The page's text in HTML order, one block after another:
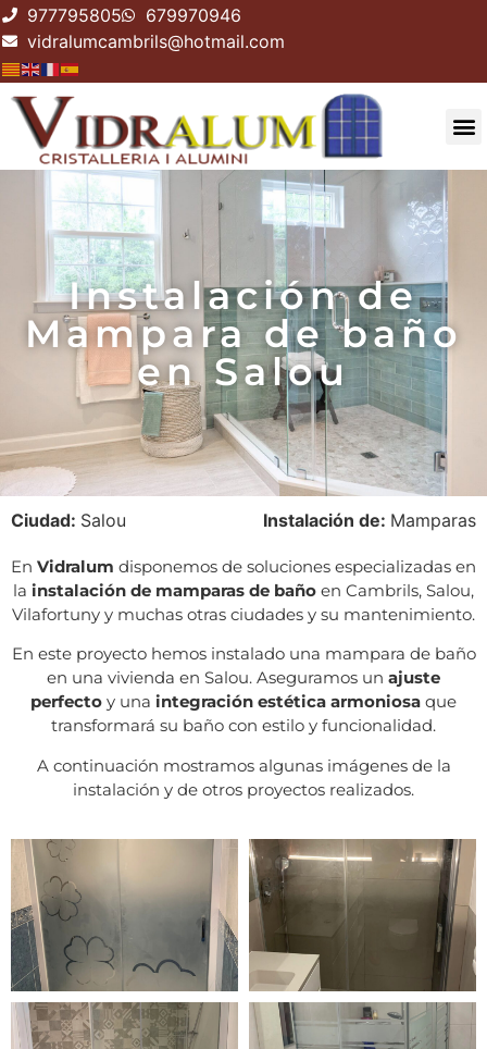
977795805
679970946
vidralumcambrils@hotmail.com
Instalación de
Mampara de baño
en Salou
Ciudad: Salou Instalación de: Mamparas
En Vidralum disponemos de soluciones especializadas en
la instalación de mamparas de baño en Cambrils, Salou,
Vilafortuny y muchas otras ciudades y su mantenimiento.
En este proyecto hemos instalado una mampara de baño
en una vivienda en Salou. Aseguramos un ajuste
perfecto y una integración estética armoniosa que
transformará su baño con estilo y funcionalidad.
A continuación mostramos algunas imágenes de la
instalación y de otros proyectos realizados.